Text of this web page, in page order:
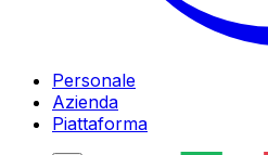
Personale
Azienda
Piattaforma